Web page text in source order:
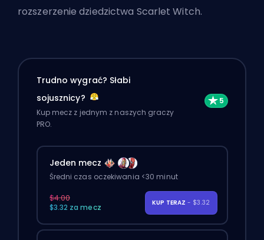
rozszerzenie dziedzictwa Scarlet Witch.
Trudno wygrać? Słabi
sojusznicy?
Kup mecz z jednym z naszych graczy
PRO.
Jeden mecz
Średni czas oczekiwania <30 minut
$4.00
$3.32 za mecz
KUP TERAZ - $3.32